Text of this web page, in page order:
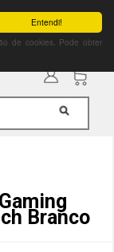
Entendi!
de cookies. Pode obter
Branco